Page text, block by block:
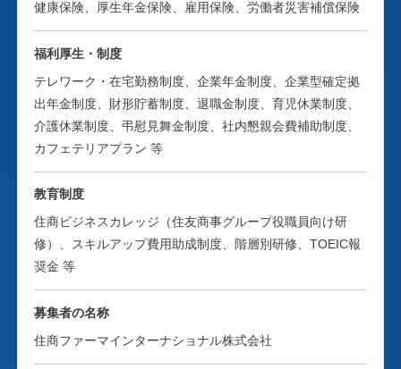
東京本社内倉庫と横浜医薬品倉庫において、薬機法上の製
造管理全般を担っています。
健康保険、厚生年金保険、雇用保険、労働者災害補償保険
福利厚生・制度
テレワーク・在宅勤務制度、企業年金制度、企業型確定拠
出年金制度、財形貯蓄制度、退職金制度、育児休業制度、
介護休業制度、弔慰見舞金制度、社内懇親会費補助制度、
カフェテリアプラン 等
教育制度
住商ビジネスカレッジ（住友商事グループ役職員向け研
修）、スキルアップ費用助成制度、階層別研修、TOEIC報
奨金 等
募集者の名称
住商ファーマインターナショナル株式会社